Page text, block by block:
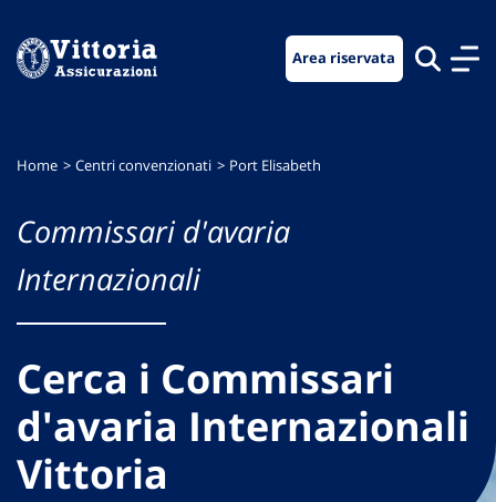
menu
contenuto
footer
Area riservata
Home Centri convenzionati Port Elisabeth
Commissari d'avaria
Internazionali
Cerca i Commissari
d'avaria Internazionali
Vittoria